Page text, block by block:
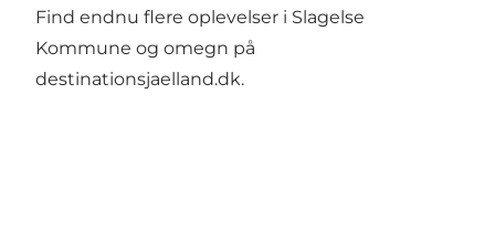
Find endnu flere oplevelser i Slagelse
Kommune og omegn på
destinationsjaelland.dk.